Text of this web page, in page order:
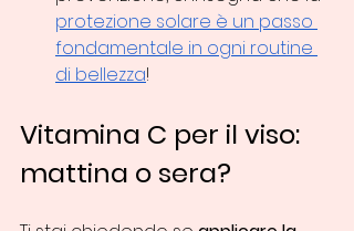
protezione solare è un passo
fondamentale in ogni routine
di bellezza!
Vitamina C per il viso:
mattina o sera?